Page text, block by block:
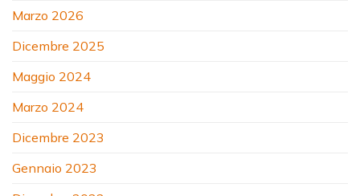
Marzo 2026
Dicembre 2025
Maggio 2024
Marzo 2024
Dicembre 2023
Gennaio 2023